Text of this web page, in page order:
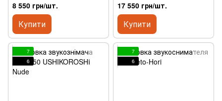
8 550 грн/шт.
Купити
17 550 грн/шт.
Купити
7
6
7
6